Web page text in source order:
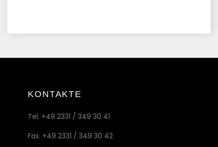
KONTAKTE
Tel. +49 2331 / 349 30 41
Fax. +49 2331 / 349 30 42